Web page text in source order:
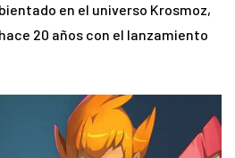
en el universo Krosmoz,
20 años con el lanzamiento